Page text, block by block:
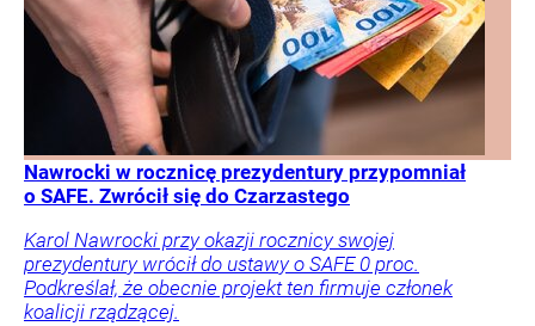
Nawrocki w rocznicę prezydentury przypomniał
o SAFE. Zwrócił się do Czarzastego
Karol Nawrocki przy okazji rocznicy swojej
prezydentury wrócił do ustawy o SAFE 0 proc.
Podkreślał, że obecnie projekt ten firmuje członek
koalicji rządzącej.